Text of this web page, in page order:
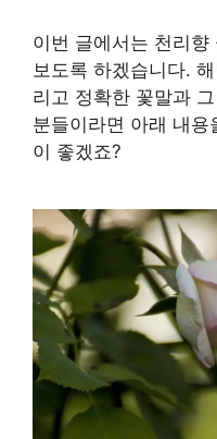
이번 글에서는 천리
보도록 하겠습니다.
리고 정확한 꽃말과
분들이라면 아래 내
이 좋겠죠?